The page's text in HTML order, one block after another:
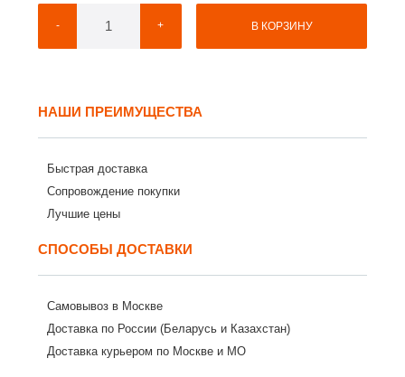
- + В КОРЗИНУ
НАШИ ПРЕИМУЩЕСТВА
Быстрая доставка
Сопровождение покупки
Лучшие цены
СПОСОБЫ ДОСТАВКИ
Самовывоз в Москве
Доставка по России (Беларусь и Казахстан)
Доставка курьером по Москве и МО